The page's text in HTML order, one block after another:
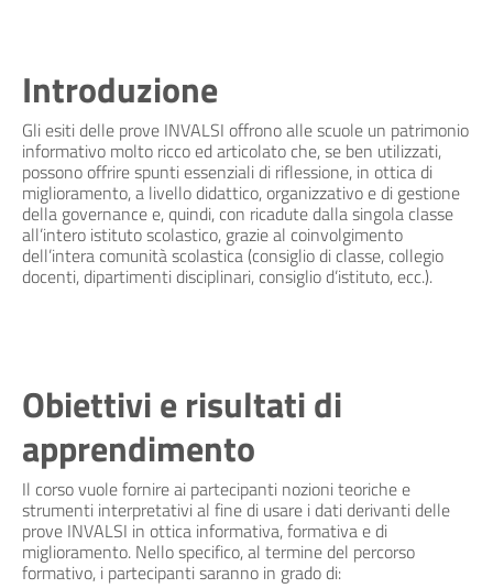
Introduzione
Gli esiti delle prove INVALSI offrono alle scuole un patrimonio
informativo molto ricco ed articolato che, se ben utilizzati,
possono offrire spunti essenziali di riflessione, in ottica di
miglioramento, a livello didattico, organizzativo e di gestione
della governance e, quindi, con ricadute dalla singola classe
all’intero istituto scolastico, grazie al coinvolgimento
dell’intera comunità scolastica (consiglio di classe, collegio
docenti, dipartimenti disciplinari, consiglio d’istituto, ecc.).
Obiettivi e risultati di
apprendimento
Il corso vuole fornire ai partecipanti nozioni teoriche e
strumenti interpretativi al fine di usare i dati derivanti delle
prove INVALSI in ottica informativa, formativa e di
miglioramento. Nello specifico, al termine del percorso
formativo, i partecipanti saranno in grado di: